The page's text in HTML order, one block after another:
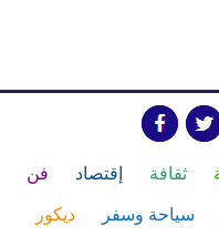
ثقافة إقتصاد فن
سياحة وسفر ديكور